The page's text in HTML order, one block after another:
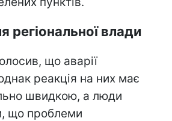
регіональної влади
що аварії
реакція на них має
швидкою, а люди
що проблеми